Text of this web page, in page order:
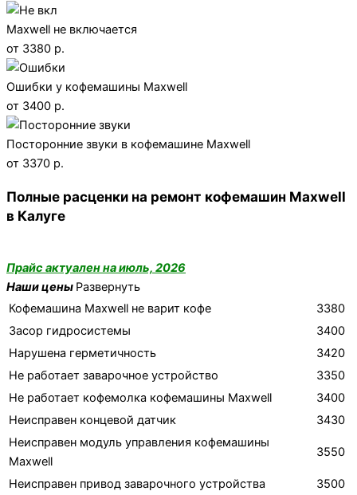
Maxwell не включается
от 3380 р.
Ошибки у кофемашины Maxwell
от 3400 р.
Посторонние звуки в кофемашине Maxwell
от 3370 р.
Полные расценки на ремонт кофемашин Maxwell
в Калуге
Прайс актуален на июль, 2026
Наши цены Развернуть
Кофемашина Maxwell не варит кофе
3380
Засор гидросистемы
3400
Нарушена герметичность
3420
Не работает заварочное устройство
3350
Не работает кофемолка кофемашины Maxwell
3400
Неисправен концевой датчик
3430
Неисправен модуль управления кофемашины
Maxwell
3550
Неисправен привод заварочного устройства
3500